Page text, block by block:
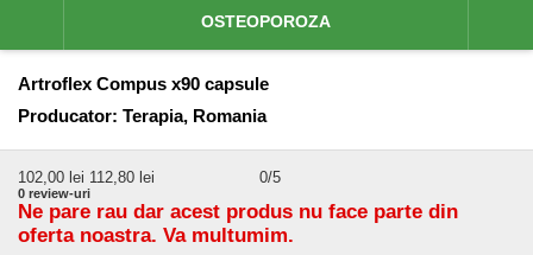
OSTEOPOROZA
Artroflex Compus x90 capsule
Producator: Terapia, Romania
102,00 lei 112,80 lei 0/5
0 review-uri
Ne pare rau dar acest produs nu face parte din
oferta noastra. Va multumim.